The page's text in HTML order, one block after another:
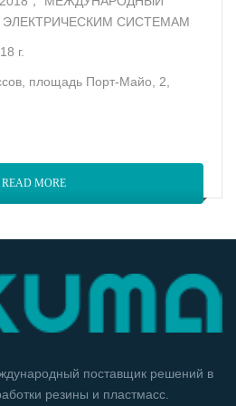
СИСТЕМАМ
г.
площадь Порт-Майо, 2,
READ MORE
поставщик решений в
резины и пластмасс.